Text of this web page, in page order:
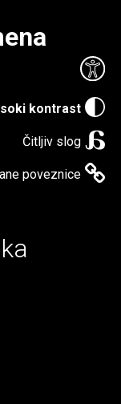
kontrast
Čitljiv slog
poveznice